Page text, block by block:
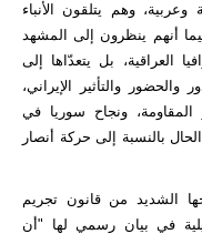
وهم يتلقون الأنباء
أنهم ينظرون إلى المشهد
العراقية، بل يتعدّاها إلى
والتأثير الإيراني،
ونجاح سوريا في
بالنسبة إلى حركة أنصار
الشديد من قانون تجريم
في بيان رسمي لها "أن